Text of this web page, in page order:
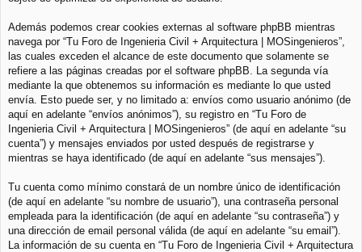
Además podemos crear cookies externas al software phpBB mientras
navega por “Tu Foro de Ingenieria Civil + Arquitectura | MOSingenieros”,
las cuales exceden el alcance de este documento que solamente se
refiere a las páginas creadas por el software phpBB. La segunda vía
mediante la que obtenemos su información es mediante lo que usted
envía. Esto puede ser, y no limitado a: envíos como usuario anónimo (de
aquí en adelante “envíos anónimos”), su registro en “Tu Foro de
Ingenieria Civil + Arquitectura | MOSingenieros” (de aquí en adelante “su
cuenta”) y mensajes enviados por usted después de registrarse y
mientras se haya identificado (de aquí en adelante “sus mensajes”).
Tu cuenta como mínimo constará de un nombre único de identificación
(de aquí en adelante “su nombre de usuario”), una contraseña personal
empleada para la identificación (de aquí en adelante “su contraseña”) y
una dirección de email personal válida (de aquí en adelante “su email”).
La información de su cuenta en “Tu Foro de Ingenieria Civil + Arquitectura